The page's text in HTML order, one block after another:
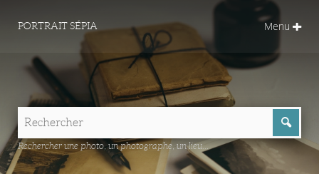
PORTRAIT SÉPIA Menu
Rechercher une photo, un photographe, un lieu...